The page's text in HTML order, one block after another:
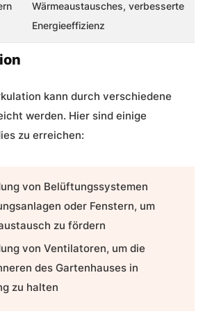
Wärmeaustausches, verbesserte
Energieeffizienz
kann durch verschiedene
werden. Hier sind einige
zu erreichen:
von Belüftungssystemen
oder Fenstern, um
zu fördern
von Ventilatoren, um die
des Gartenhauses in
zu halten